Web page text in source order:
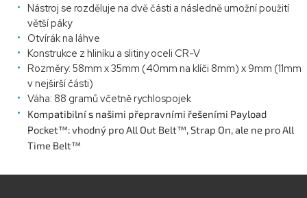
Nástroj se rozděluje na dvě části a následně umožní použití
větší páky
Otvírák na láhve
Konstrukce z hliníku a slitiny oceli CR-V
Rozměry: 58mm x 35mm (40mm na klíči 8mm) x 9mm (11mm
v nejširší části)
Váha: 88 gramů včetně rychlospojek
Kompatibilní s našimi přepravními řešeními Payload
Pocket™: vhodný pro All Out Belt™, Strap On, ale ne pro All
Time Belt™